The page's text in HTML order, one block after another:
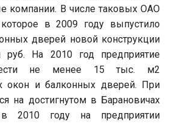
компании. В числе таковых ОАО
которое в 2009 году выпустило
дверей новой конструкции
На 2010 год предприятие
не менее 15 тыс. м2
окон и балконных дверей. При
на достигнутом в Барановичах
году на предприятии